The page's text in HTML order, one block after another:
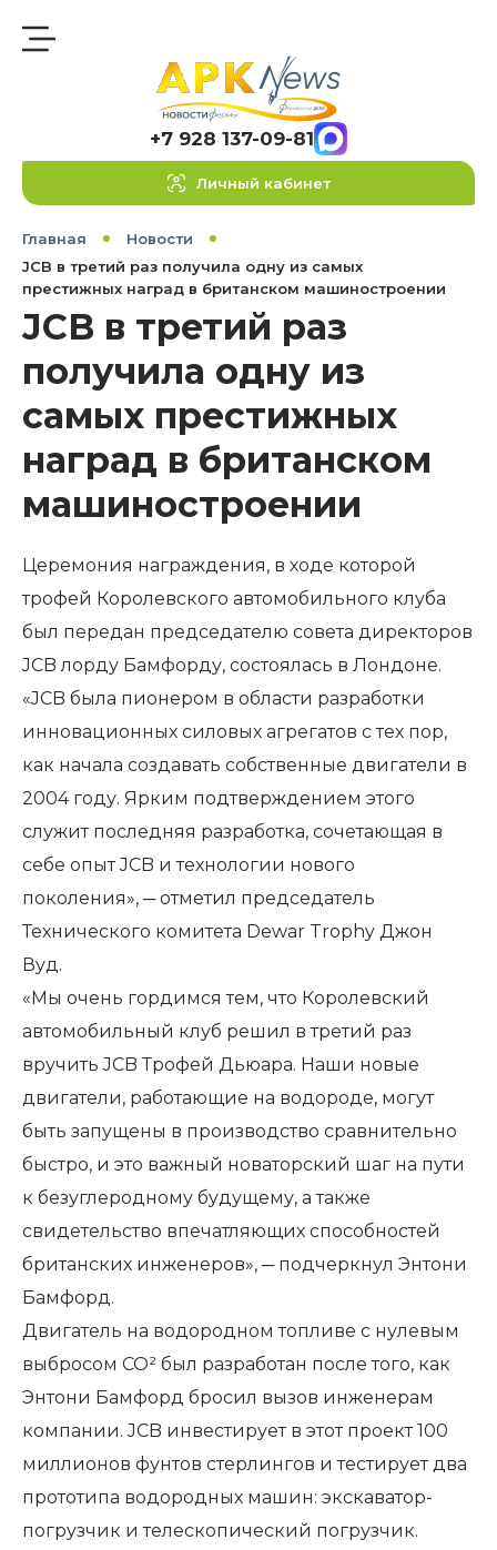
+7 928 137-09-81
Личный кабинет
Главная
Новости
JCB в третий раз получила одну из самых
престижных наград в британском машиностроении
JCB в третий раз
получила одну из
самых престижных
наград в британском
машиностроении
Церемония награждения, в ходе которой
трофей Королевского автомобильного клуба
был передан председателю совета директоров
JCB лорду Бамфорду, состоялась в Лондоне.
«JCB была пионером в области разработки
инновационных силовых агрегатов с тех пор,
как начала создавать собственные двигатели в
2004 году. Ярким подтверждением этого
служит последняя разработка, сочетающая в
себе опыт JCB и технологии нового
поколения», ─ отметил председатель
Технического комитета Dewar Trophy Джон
Вуд.
«Мы очень гордимся тем, что Королевский
автомобильный клуб решил в третий раз
вручить JCB Трофей Дьюара. Наши новые
двигатели, работающие на водороде, могут
быть запущены в производство сравнительно
быстро, и это важный новаторский шаг на пути
к безуглеродному будущему, а также
свидетельство впечатляющих способностей
британских инженеров», ─ подчеркнул Энтони
Бамфорд.
Двигатель на водородном топливе с нулевым
выбросом CO² был разработан после того, как
Энтони Бамфорд бросил вызов инженерам
компании. JCB инвестирует в этот проект 100
миллионов фунтов стерлингов и тестирует два
прототипа водородных машин: экскаватор-
погрузчик и телескопический погрузчик.